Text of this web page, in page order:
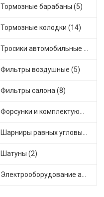
Тормозные барабаны (5)
Тормозные колодки (14)
Тросики автомобильные (9)
Фильтры воздушные (5)
Фильтры салона (8)
Форсунки и комплектующие (2)
Шарниры равных угловых скоростей, приводные валы (12)
Шатуны (2)
Электрооборудование автомобилей (4)